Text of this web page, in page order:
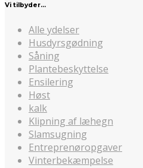
Vi tilbyder…
Alle ydelser
Husdyrsgødning
Såning
Plantebeskyttelse
Ensilering
Høst
kalk
Klipning af læhegn
Slamsugning
Entreprenøropgaver
Vinterbekæmpelse